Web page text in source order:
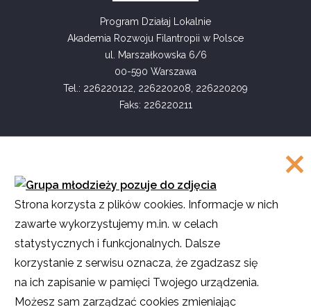
Program Działaj Lokalnie
Akademia Rozwoju Filantropii w Polsce
ul. Marszałkowska 6/6
00-590 Warszawa
Tel.: 226220122, 226220208, 226220209
Faks: 226220211
COPYRIGHT
Akademia Rozwoju Filantropii w Polsce
2016
Projekt i realizacja
Strona korzysta z plików cookies. Informacje w nich
zawarte wykorzystujemy m.in. w celach
statystycznych i funkcjonalnych. Dalsze
korzystanie z serwisu oznacza, że zgadzasz się
na ich zapisanie w pamięci Twojego urządzenia.
Możesz sam zarządzać cookies zmieniając